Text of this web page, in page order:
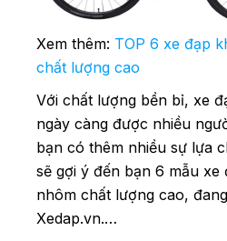
Xem thêm: TOP 6 xe đạp
chất lượng cao
Với chất lượng bền bỉ, xe
ngày càng được nhiều
bạn có thêm nhiều sự lựa
sẽ gợi ý đến bạn 6 mẫu xe
nhôm chất lượng cao,
Xedap.vn.…